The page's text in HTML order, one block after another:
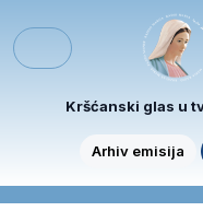
Menu
Kršćanski glas u
Arhiv emisija